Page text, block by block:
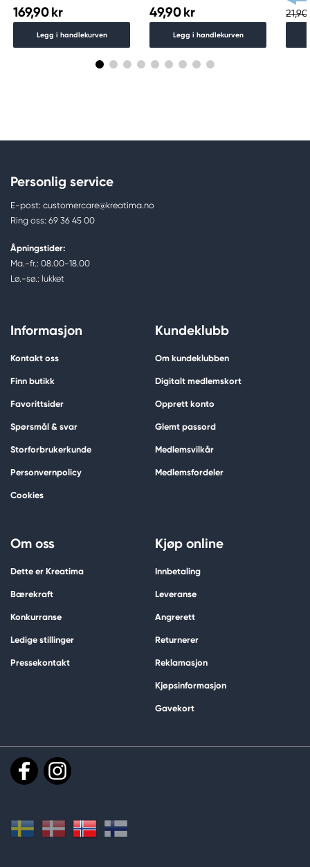
169,90 kr
Legg i handlekurven
49,90 kr
Legg i handlekurven
21,90
Personlig service
E-post: customercare@kreatima.no
Ring oss: 69 36 45 00
Åpningstider:
Ma.-fr.: 08.00-18.00
Lø.-sø.: lukket
Informasjon
Kontakt oss
Finn butikk
Favorittsider
Spørsmål & svar
Storforbrukerkunde
Personvernpolicy
Cookies
Kundeklubb
Om kundeklubben
Digitalt medlemskort
Opprett konto
Glemt passord
Medlemsvilkår
Medlemsfordeler
Om oss
Dette er Kreatima
Bærekraft
Konkurranse
Ledige stillinger
Pressekontakt
Kjøp online
Innbetaling
Leveranse
Angrerett
Returnerer
Reklamasjon
Kjøpsinformasjon
Gavekort